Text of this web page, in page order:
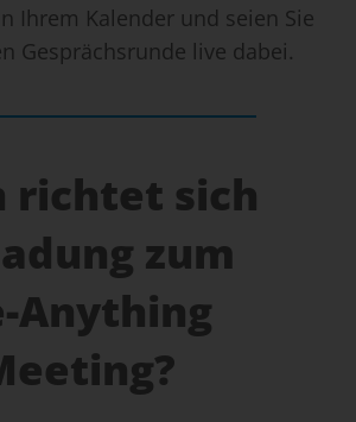
Ihrem Kalender und seien Sie
Gesprächsrunde live dabei.
richtet sich
zum
Anything